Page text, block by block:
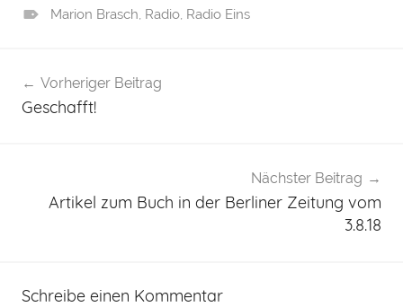
Marion Brasch Radio, Radio Eins
Vorheriger Beitrag
Geschafft!
Nächster Beitrag
Artikel zum Buch in der Berliner Zeitung vom
3.8.18
Schreibe einen Kommentar